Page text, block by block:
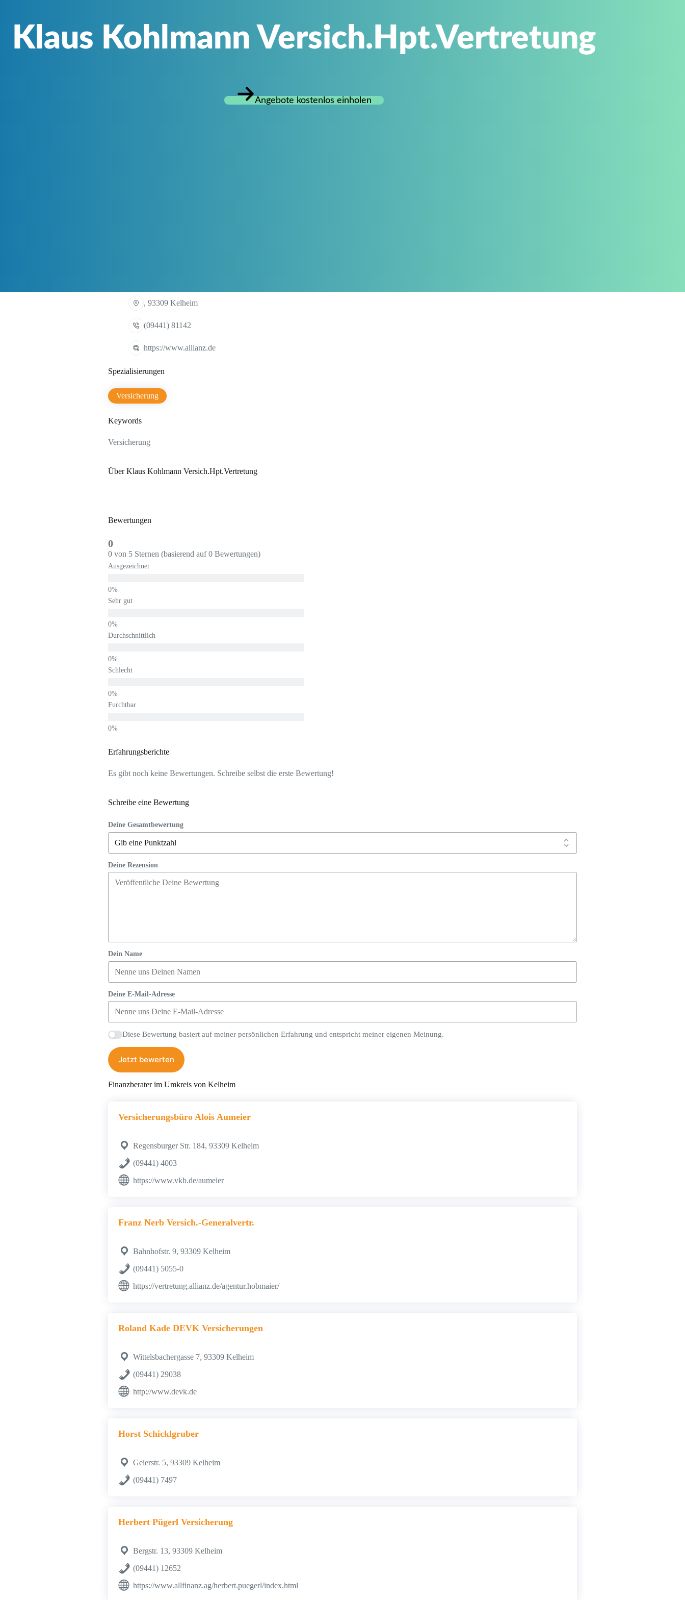
Klaus Kohlmann Versich.Hpt.Vertretung
Angebote kostenlos einholen
, 93309 Kelheim
(09441) 81142
https://www.allianz.de
Spezialisierungen
Versicherung
Keywords
Versicherung
Über Klaus Kohlmann Versich.Hpt.Vertretung
Bewertungen
0
0 von 5 Sternen (basierend auf 0 Bewertungen)
Ausgezeichnet
Sehr gut
Durchschnittlich
Schlecht
Furchtbar
Erfahrungsberichte
Es gibt noch keine Bewertungen. Schreibe selbst die erste Bewertung!
Schreibe eine Bewertung
Deine Gesamtbewertung
Deine Rezension
Dein Name
Deine E-Mail-Adresse
Diese Bewertung basiert auf meiner persönlichen Erfahrung und entspricht meiner eigenen Meinung.
Jetzt bewerten
Finanzberater im Umkreis von Kelheim
Versicherungsbüro Alois Aumeier
Regensburger Str. 184, 93309 Kelheim
(09441) 4003
https://www.vkb.de/aumeier
Franz Nerb Versich.-Generalvertr.
Bahnhofstr. 9, 93309 Kelheim
(09441) 5055-0
https://vertretung.allianz.de/agentur.hobmaier/
Roland Kade DEVK Versicherungen
Wittelsbachergasse 7, 93309 Kelheim
(09441) 29038
http://www.devk.de
Horst Schicklgruber
Geierstr. 5, 93309 Kelheim
(09441) 7497
Herbert Pügerl Versicherung
Bergstr. 13, 93309 Kelheim
(09441) 12652
https://www.allfinanz.ag/herbert.puegerl/index.html